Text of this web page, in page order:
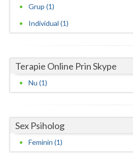
Prahova
Satu-Mare
Sibiu
Teleorman
Timis
Grup (1)
Individual (1)
Terapie Online Prin Skype
Nu (1)
Sex Psiholog
Feminin (1)